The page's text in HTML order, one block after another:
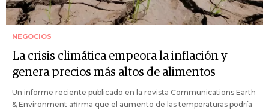
NEGOCIOS
La crisis climática empeora la inflación y
genera precios más altos de alimentos
Un informe reciente publicado en la revista Communications Earth
& Environment afirma que el aumento de las temperaturas podría